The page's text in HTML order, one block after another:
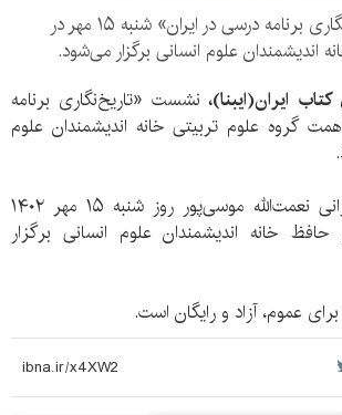
نشست «تاریخ‌نگاری برنامه درسی در ایران» شنبه ۱۵ مهر در
اندیشمندان علوم انسانی برگزار می‌شود.
ایران(ایبنا)، نشست «تاریخ‌نگاری برنامه
گروه علوم تربیتی خانه اندیشمندان علوم
این نشست با سخنرانی نعمت‌الله موسی‌پور روز شنبه ۱۵ مهر ۱۴۰۲
حافظ خانه اندیشمندان علوم انسانی برگزار
عموم، آزاد و رایگان است.